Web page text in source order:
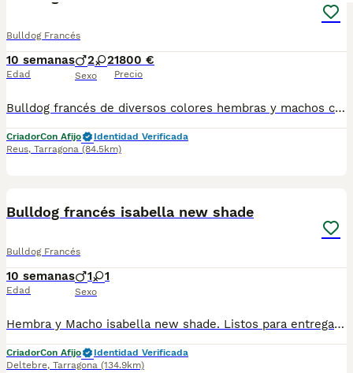
Bulldog Francés
10 semanas
Edad
2 2
Sexo
1800 €
Precio
Bulldog francés de diversos colores hembras y machos criados en ambiente familiar con cartilla sanitaria vacuna chip desparasitación con garantía víricas y congenitas
CriadorCon Afijo
Identidad Verificada
Reus, Tarragona (84.5km)
Bulldog francés isabella new shade
Bulldog Francés
10 semanas
Edad
1 1
Sexo
Hembra y Macho isabella new shade. Listos para entregar. Más información fotos vídeos y precios por Whatsap 643805355
CriadorCon Afijo
Identidad Verificada
Deltebre, Tarragona (134.9km)